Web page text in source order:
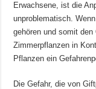
Erwachsene, ist die
unproblematisch.
gehören und somit
Zimmerpflanzen in
Pflanzen ein
Die Gefahr, die von